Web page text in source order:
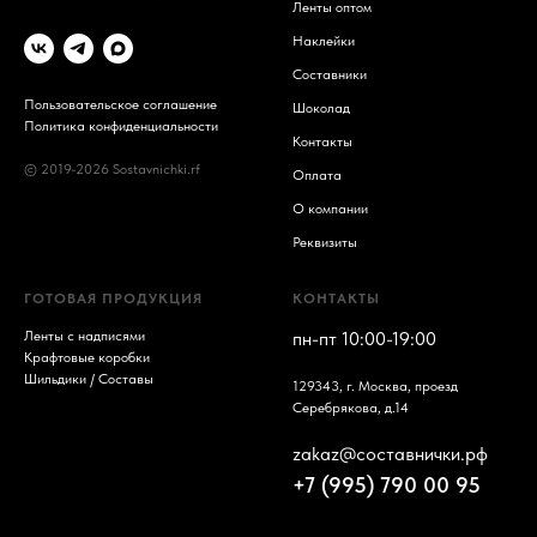
Пользовательское соглашение
Политика конфиденциальности
© 2019-2026 Sostavnichki.rf
Ленты оптом
Наклейки
Составники
Шоколад
Контакты
Оплата
О компании
Реквизиты
ГОТОВАЯ ПРОДУКЦИЯ
Ленты с надписями
Крафтовые коробки
Шильдики / Составы
КОНТАКТЫ
пн-пт 10:00-19:00
129343, г. Москва, проезд
Серебрякова, д.14
zakaz@составнички.рф
+7 (995) 790 00 95